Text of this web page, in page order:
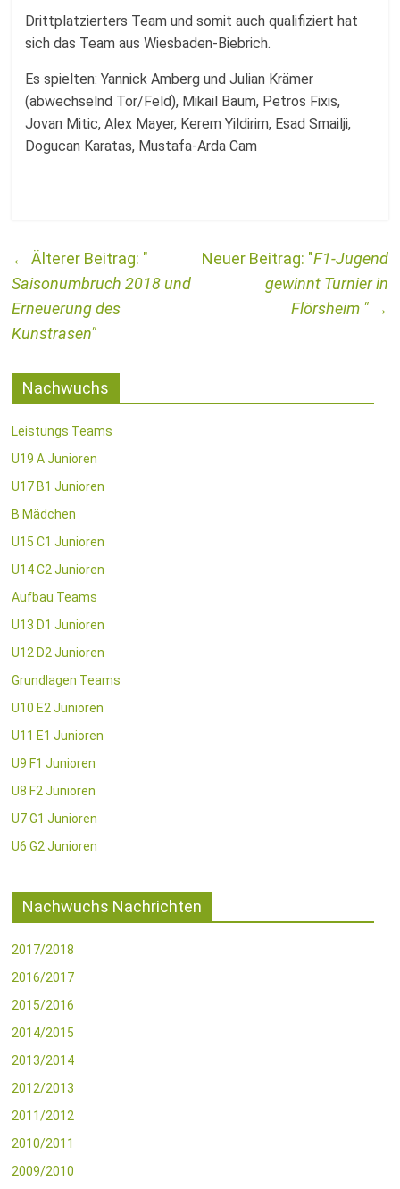
Drittplatzierters Team und somit auch qualifiziert hat
sich das Team aus Wiesbaden-Biebrich.
Es spielten: Yannick Amberg und Julian Krämer
(abwechselnd Tor/Feld), Mikail Baum, Petros Fixis,
Jovan Mitic, Alex Mayer, Kerem Yildirim, Esad Smailji,
Dogucan Karatas, Mustafa-Arda Cam
←
Saisonumbruch 2018 und
Erneuerung des
Kunstrasen
F1-Jugend
gewinnt Turnier in
Flörsheim
→
Nachwuchs
Leistungs Teams
U19 A Junioren
U17 B1 Junioren
B Mädchen
U15 C1 Junioren
U14 C2 Junioren
Aufbau Teams
U13 D1 Junioren
U12 D2 Junioren
Grundlagen Teams
U10 E2 Junioren
U11 E1 Junioren
U9 F1 Junioren
U8 F2 Junioren
U7 G1 Junioren
U6 G2 Junioren
Nachwuchs Nachrichten
2017/2018
2016/2017
2015/2016
2014/2015
2013/2014
2012/2013
2011/2012
2010/2011
2009/2010